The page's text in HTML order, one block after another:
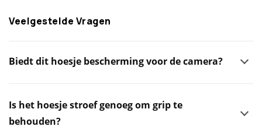
Veelgestelde Vragen
Biedt dit hoesje bescherming voor de camera?
Is het hoesje stroef genoeg om grip te
behouden?